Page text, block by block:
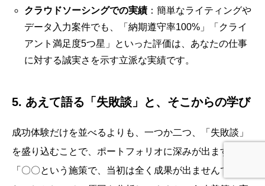
クラウドソーシングでの実績：簡単なライティングや
データ入力案件でも、「納期遵守率100%」「クライ
アント満足度5つ星」といった評価は、あなたの仕事
に対する誠実さを示す立派な実績です。
5. あえて語る「失敗談」と、そこからの学び
成功体験だけを並べるよりも、一つか二つ、「失敗談」
を盛り込むことで、ポートフォリオに深みが出ます。
「〇〇という施策で、当初は全く成果が出ませんでし